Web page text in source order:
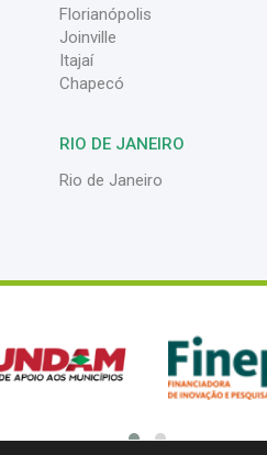
Florianópolis
Joinville
Itajaí
Chapecó
RIO DE JANEIRO
Rio de Janeiro